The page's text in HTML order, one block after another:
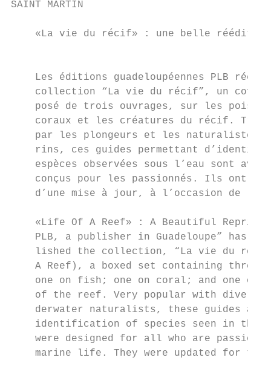
SAINT MARTIN
    «La vie du récif» : une belle réédition
Les éditions guadeloupéennes PLB
collection “La vie du récif”, un
posé de trois ouvrages, sur les
coraux et les créatures du récif.
par les plongeurs et les naturalistes
rins, ces guides permettant
espèces observées sous l’eau sont
conçus pour les passionnés. Ils ont
d’une mise à jour, à l’occasion de
«Life Of A Reef» : A Beautiful
PLB, a publisher in Guadeloupe” has
lished the collection, “La vie du
A Reef), a boxed set containing three
one on fish; one on coral; and one on
of the reef. Very popular with divers
derwater naturalists, these guides
identification of species seen in the
were designed for all who are
marine life. They were updated for the